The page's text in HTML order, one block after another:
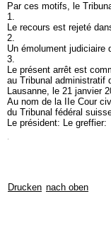
Par ces motifs, le
1.
Le recours est rejeté
2.
Un émolument judiciaire
3.
Le présent arrêt est
au Tribunal administratif
Lausanne, le 21 janvier
Au nom de la IIe Cour
du Tribunal fédéral
Le président: Le greffier:
Drucken nach oben